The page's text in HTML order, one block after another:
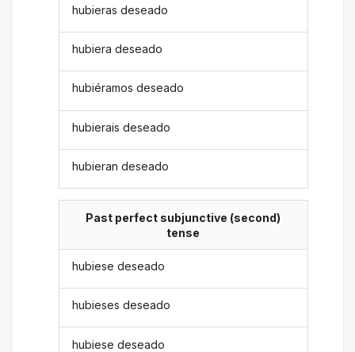
hubieras deseado
hubiera deseado
hubiéramos deseado
hubierais deseado
hubieran deseado
Past perfect subjunctive (second)
tense
hubiese deseado
hubieses deseado
hubiese deseado